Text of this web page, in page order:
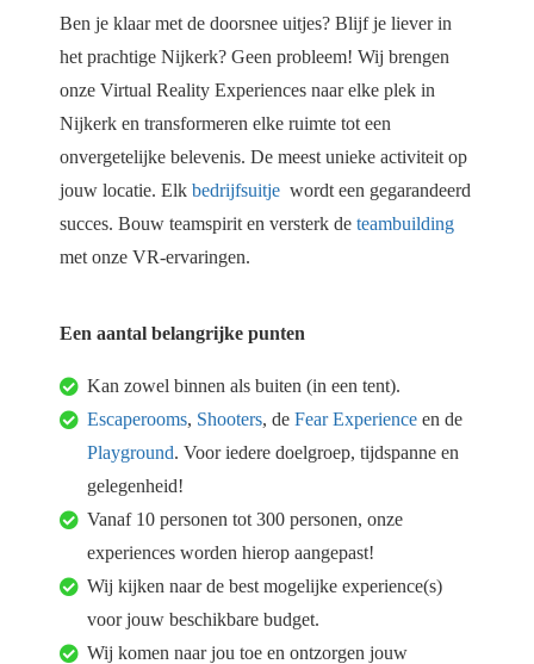
Ben je klaar met de doorsnee uitjes? Blijf je liever in
het prachtige Nijkerk? Geen probleem! Wij brengen
onze Virtual Reality Experiences naar elke plek in
Nijkerk en transformeren elke ruimte tot een
onvergetelijke belevenis. De meest unieke activiteit op
jouw locatie. Elk bedrijfsuitje wordt een gegarandeerd
succes. Bouw teamspirit en versterk de teambuilding
met onze VR-ervaringen.
Een aantal belangrijke punten
Kan zowel binnen als buiten (in een tent).
Escaperooms, Shooters, deFear Experience en de
Playground. Voor iedere doelgroep, tijdspanne en
gelegenheid!
Vanaf 10 personen tot 300 personen, onze
experiences worden hierop aangepast!
Wij kijken naar de best mogelijke experience(s)
voor jouw beschikbare budget.
Wij komen naar jou toe en ontzorgen jouw
over
op
website-